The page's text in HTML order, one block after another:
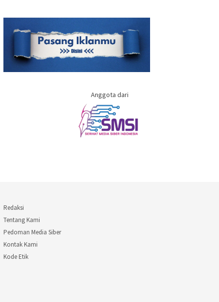
Anggota dari
Redaksi
Tentang Kami
Pedoman Media Siber
Kontak Kami
Kode Etik